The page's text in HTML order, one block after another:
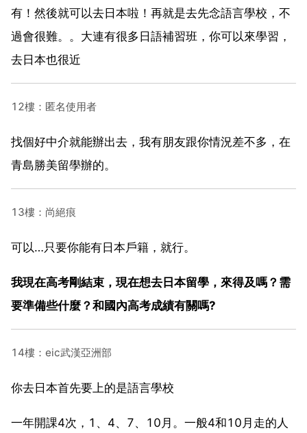
有！然後就可以去日本啦！再就是去先念語言學校，不
過會很難。。大連有很多日語補習班，你可以來學習，
去日本也很近
12樓：匿名使用者
找個好中介就能辦出去，我有朋友跟你情況差不多，在
青島勝美留學辦的。
13樓：尚絕痕
可以…只要你能有日本戶籍，就行。
我現在高考剛結束，現在想去日本留學，來得及嗎？需
要準備些什麼？和國內高考成績有關嗎?
14樓：eic武漢亞洲部
你去日本首先要上的是語言學校
一年開課4次，1、4、7、10月。一般4和10月走的人